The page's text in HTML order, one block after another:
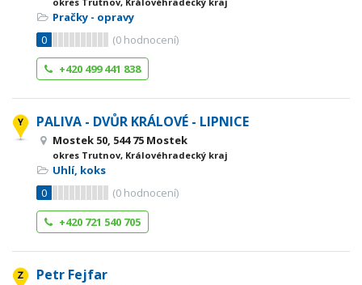
Pračky - opravy
0
(0 hodnocení)
+420 499 441 838
PALIVA - DVŮR KRÁLOVÉ - LIPNICE
Mostek 50, 544 75 Mostek
okres Trutnov, Královéhradecký kraj
Uhlí, koks
0
(0 hodnocení)
+420 721 540 705
Petr Fejfar